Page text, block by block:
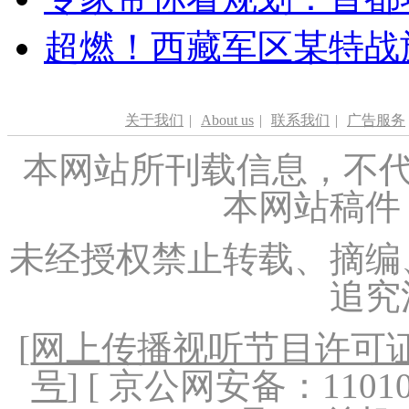
超燃！西藏军区某特
关于我们 | About us | 联系我们 | 广告服务
本网站所刊载信息，不
本网站稿
未经授权禁止转载、摘
追
[网上传播视听节目许可
号] [ 京公网安备：